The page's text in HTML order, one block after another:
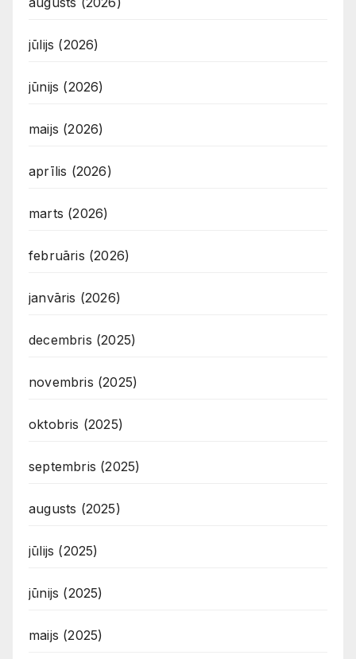
jūlijs (2026)
jūnijs (2026)
maijs (2026)
aprīlis (2026)
marts (2026)
februāris (2026)
janvāris (2026)
decembris (2025)
novembris (2025)
oktobris (2025)
septembris (2025)
augusts (2025)
jūlijs (2025)
jūnijs (2025)
maijs (2025)